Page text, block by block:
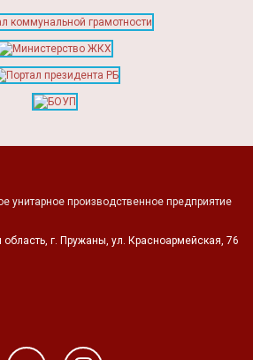
унитарное производственное предприятие
область, г. Пружаны, ул. Красноармейская, 76